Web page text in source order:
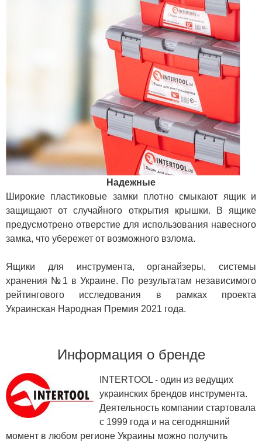
Надежные
Широкие пластиковые замки плотно смыкают ящик и
защищают от случайного открытия крышки. В ящике
предусмотрено отверстие для использования навесного
замка, что убережет от возможного взлома.
Ящики для инструмента, органайзеры, системы
хранения №1 в Украине. По результатам независимого
рейтингового исследования в рамках проекта
Украинская Народная Премия 2021 года.
Информация о бренде
INTERTOOL - один из ведущих
украинских брендов инструмента.
Деятельность компании стартовала
с 1999 года и на сегодняшний
момент в любом регионе Украины можно получить